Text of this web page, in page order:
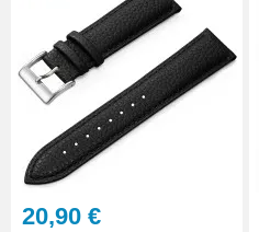
20,90 €